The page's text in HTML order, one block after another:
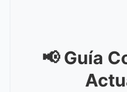
📢 Guía